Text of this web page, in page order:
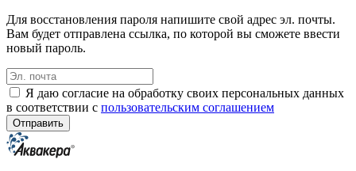
Для восстановления пароля напишите свой адрес эл. почты.
Вам будет отправлена ссылка, по которой вы сможете ввести
новый пароль.
Я даю согласие на обработку своих персональных данных
в соответствии с пользовательским соглашением